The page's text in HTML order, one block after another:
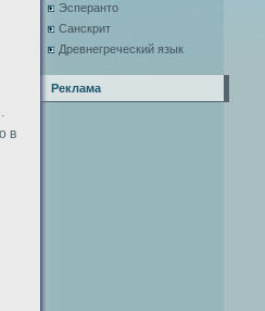
в
Эсперанто
Санскрит
Древнегреческий язык
Реклама